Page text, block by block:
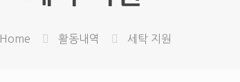
Home 활동내역 세탁 지원